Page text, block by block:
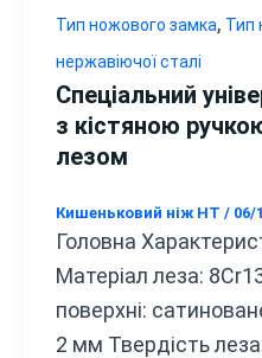
Тип ножового замка, Тип
нержавіючої сталі
Спеціальний
з кістяною
лезом
Кишеньковий ніж HT / 06/
Головна
Матеріал леза:
поверхні:
2 мм Твердість